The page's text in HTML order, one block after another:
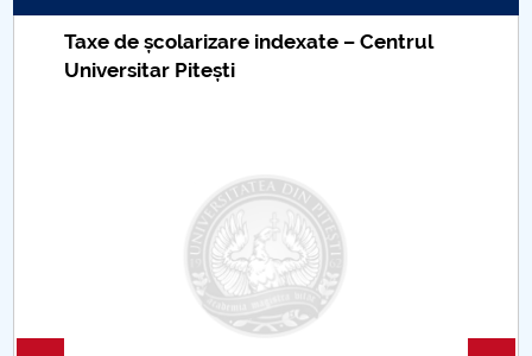
Taxe de școlarizare indexate – Centrul
Universitar Pitești